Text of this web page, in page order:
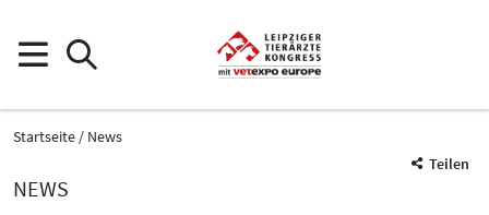
Startseite
News
Teilen
NEWS